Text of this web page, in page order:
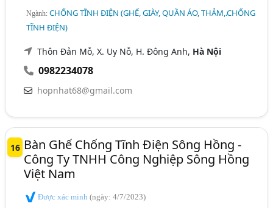
Ngành:CHỐNG TĨNH ĐIỆN (GHẾ, GIÀY, QUẦN ÁO, THẢM,.CHỐNG
TĨNH ĐIỆN)
Thôn Đản Mỗ, X. Uy Nỗ, H. Đông Anh, Hà Nội
0982234078
hopnhat68@gmail.com
16 Bàn Ghế Chống Tĩnh Điện Sông Hồng -
Công Ty TNHH Công Nghiệp Sông Hồng
Việt Nam
Được xác minh(ngày: 4/7/2023)